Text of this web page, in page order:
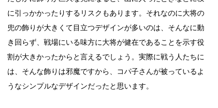
に引っかかったりするリスクもあります。それなのに大将の
兜の飾りが大きくて目立つデザインが多いのは、そんなに動
き回らず、戦場にいる味方に大将が健在であることを示す役
割が大きかったからと言えるでしょう。実際に戦う人たちに
は、そんな飾りは邪魔ですから、コパ子さんが被っているよ
うなシンプルなデザインだったと思います。